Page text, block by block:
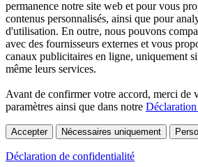
permanence notre site web et pour vous
contenus personnalisés, ainsi que pour
d'utilisation. En outre, nous pouvons
avec des fournisseurs externes et vous
canaux publicitaires en ligne, uniquement
même leurs services.
Avant de confirmer votre accord, merci de
paramètres ainsi que dans notre
Accepter Nécessaires uniquement
Déclaration de confidentialité